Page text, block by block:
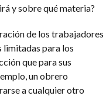
y sobre qué materia?
de los trabajadores
limitadas para los
que para sus
un obrero
a cualquier otro